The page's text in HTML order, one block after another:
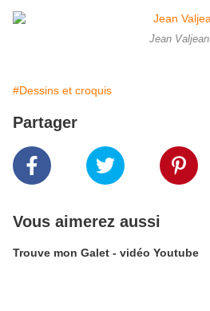
Jean Valjean
#Dessins et croquis
Partager
Vous aimerez aussi
Trouve mon Galet - vidéo Youtube